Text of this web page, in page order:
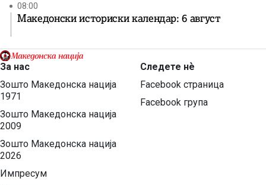
08:00
Македонски историски календар: 6 август
За нас
Зошто Македонска нација
1971
Зошто Македонска нација
2009
Зошто Македонска нација
2026
Импресум
Следете нѐ
Facebook страница
Facebook група